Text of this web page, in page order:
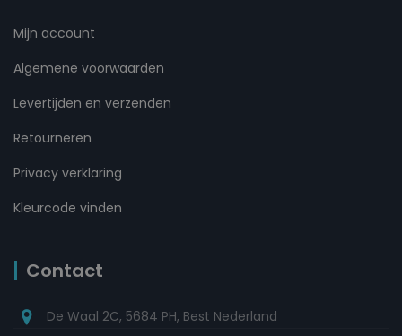
Mijn account
Algemene voorwaarden
Levertijden en verzenden
Retourneren
Privacy verklaring
Kleurcode vinden
Contact
De Waal 2C, 5684 PH, Best Nederland